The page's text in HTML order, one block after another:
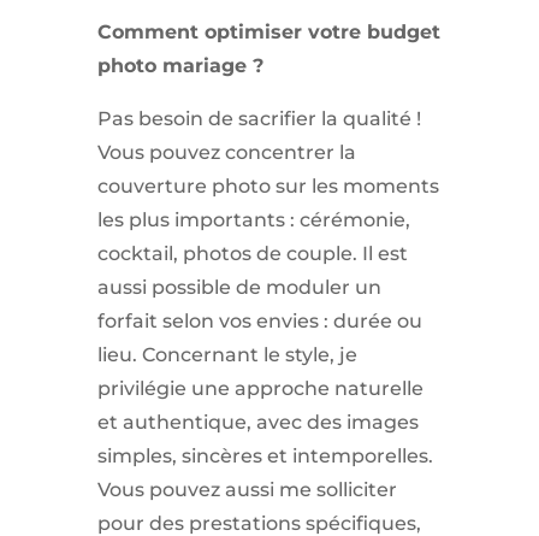
Comment optimiser votre budget
photo mariage ?
Pas besoin de sacrifier la qualité !
Vous pouvez concentrer la
couverture photo sur les moments
les plus importants : cérémonie,
cocktail, photos de couple. Il est
aussi possible de moduler un
forfait selon vos envies : durée ou
lieu. Concernant le style, je
privilégie une approche naturelle
et authentique, avec des images
simples, sincères et intemporelles.
Vous pouvez aussi me solliciter
pour des prestations spécifiques,